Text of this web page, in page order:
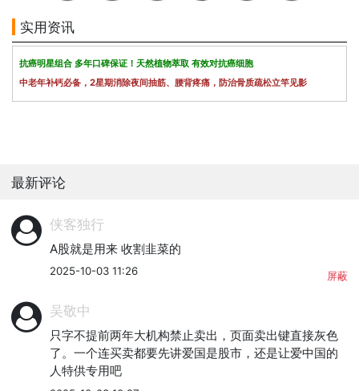
实用资讯
抗癌明星组合 多年口碑保证！天然植物萃取 有效对抗癌细胞
中老年补钙必备，2星期消除夜间抽筋、腰背疼痛，防治骨质疏松立竿见影
最新评论
侠客独行
A股就是用来 收割韭菜的
2025-10-03 11:26 屏蔽
吴敬中
只字不提前两年大机构禁止卖出，页面卖出键直接灰色
了。一个连买卖都要先讲爱国是股市，还是让爱中国的
人特供专用吧